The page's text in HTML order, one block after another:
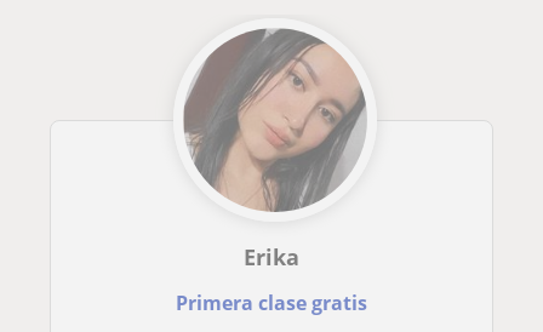
Erika
Primera clase gratis